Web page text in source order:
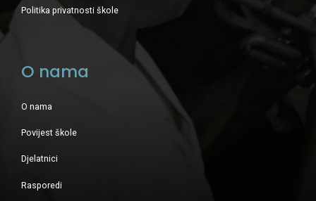
Politika privatnosti škole
O nama
O nama
Povijest škole
Djelatnici
Rasporedi